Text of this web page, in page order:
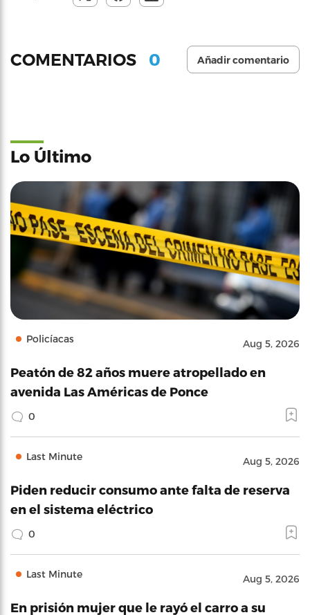
COMENTARIOS 0 Añadir comentario
Lo Último
Policíacas Aug 5, 2026
Peatón de 82 años muere atropellado en
avenida Las Américas de Ponce
0
Last Minute Aug 5, 2026
Piden reducir consumo ante falta de reserva
en el sistema eléctrico
0
Last Minute Aug 5, 2026
En prisión mujer que le rayó el carro a su